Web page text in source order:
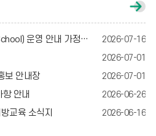
운영 안내 가정통신문 2026-07-16
2026-07-01
보 안내장 2026-07-01
안내 2026-06-26
교육 소식지 2026-06-16
석
곶
통
신
게
시
더
기